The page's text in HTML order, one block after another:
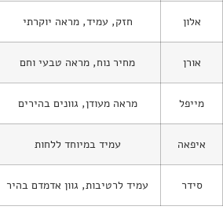
אלון חזק, עמיד, מראה יוקרתי
אורן מחיר נוח, מראה טבעי וחם
מייפל מראה מעודן, גוונים בהירים
איפאה עמיד במיוחד ללחות
סידר עמיד לרטיבות, גוון אדמדם בהיר